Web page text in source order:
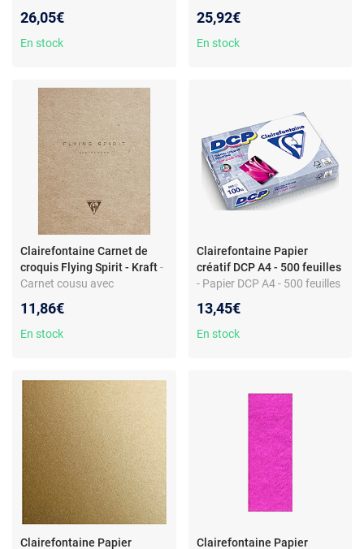
feuilles - Label Pastelmat
26,05€
En stock
Blanc
25,92€
En stock
Clairefontaine Carnet de
croquis Flying Spirit - Kraft-
Carnet cousu avec
cm - Papier 90 g/m² - Look
rétro
11,86€
En stock
Clairefontaine Papier
créatif DCP A4 - 500 feuilles
- Papier DCP A4 - 500 feuilles
et jet d'encre
13,45€
En stock
Clairefontaine Papier
Clairefontaine Papier